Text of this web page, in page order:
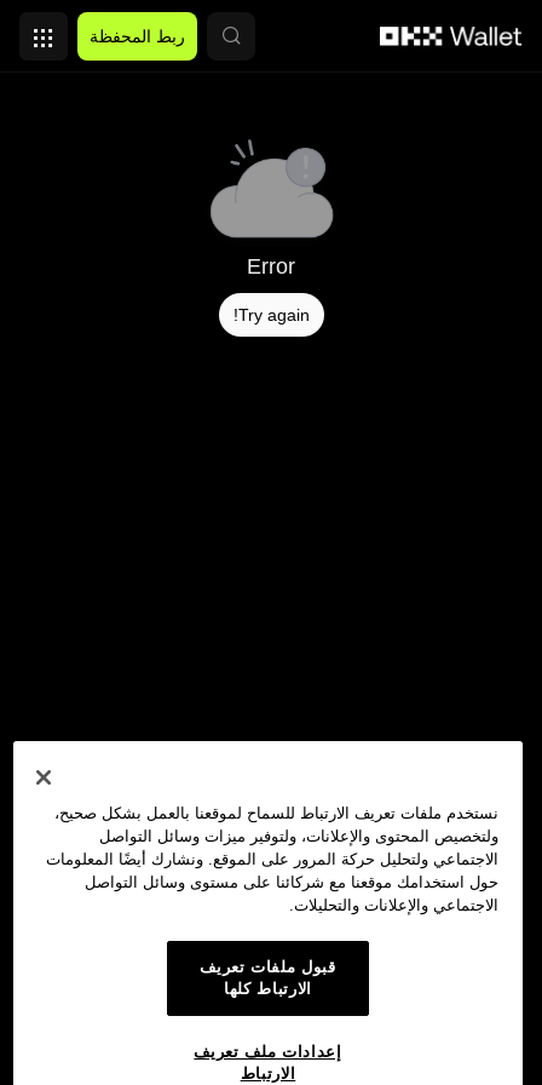
ربط المحفظة
Error
Try again!
نستخدم ملفات تعريف الارتباط للسماح لموقعنا بالعمل بشكل صحيح،
ولتخصيص المحتوى والإعلانات، ولتوفير ميزات وسائل التواصل
الاجتماعي ولتحليل حركة المرور على الموقع. ونشارك أيضًا المعلومات
حول استخدامك موقعنا مع شركائنا على مستوى وسائل التواصل
الاجتماعي والإعلانات والتحليلات.
قبول ملفات تعريف
الارتباط كلها
إعدادات ملف تعريف
الارتباط